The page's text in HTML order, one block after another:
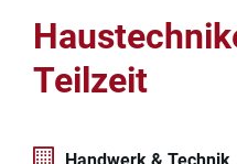
Teilzeit